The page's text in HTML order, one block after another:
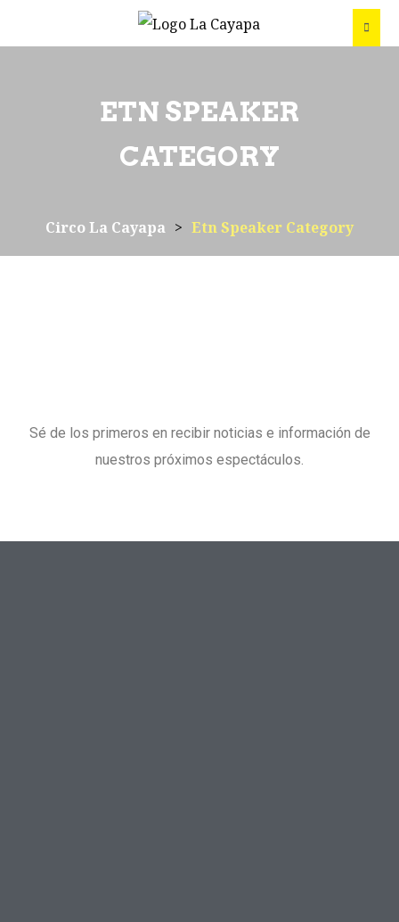
ETN SPEAKER
CATEGORY
Circo La Cayapa > Etn Speaker Category
Sé de los primeros en recibir noticias e información de
nuestros próximos espectáculos.